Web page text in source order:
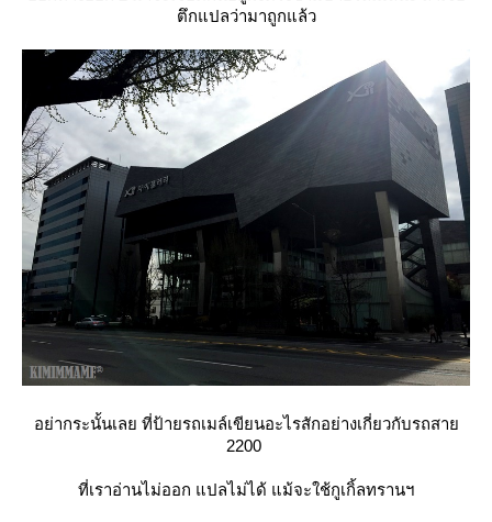
ตึกแปลว่ามาถูกแล้ว
อย่ากระนั้นเลย ที่ป้ายรถเมล์เขียนอะไรสักอย่างเกี่ยวกับรถสา
2200
ที่เราอ่านไม่ออก แปลไม่ได้ แม้จะใช้กูเกิ้ลทรานฯ